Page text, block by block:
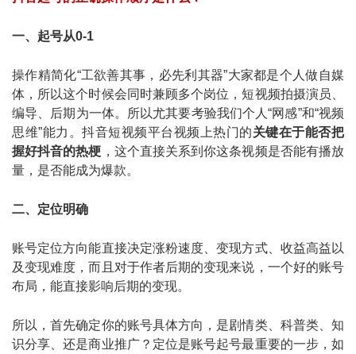
一、起号从0-1
操作精简化“工欲善其事，必先利其器”大家都是个人做自媒
体，所以这个时候会同时兼顾多个岗位，短视频拍摄演员、
编导、后期为一体。所以尤其要考验我们个人“网感”和“视频
思维”能力。抖音短视频平台视频上热门的关键在于能否把
握好抖音的热梗 ，这个直接关系到你这条视频是否能有播放
量，是否能成为爆款。
二、定位明确
账号定位方向能直接决定涨粉速度、变现方式、收益高益以
及变现难度，而且对于作者后期的变现来说，一个好的账号
布局，能直接影响后期的变现。
所以，首先确定你的账号具体方向，是剧情类、科普类、知
识分享、还是商业推广？定位是账号起号最重要的一步，如